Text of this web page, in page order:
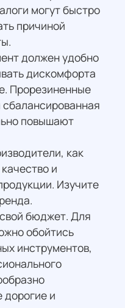
могут быстро
причиной
должен удобно
дискомфорта
Прорезиненные
сбалансированная
повышают
как
и
Изучите
бюджет. Для
обойтись
инструментов,
дорогие и